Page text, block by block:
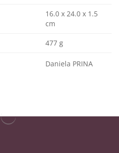
16.0 x 24.0 x 1.5
cm
477 g
Daniela PRINA